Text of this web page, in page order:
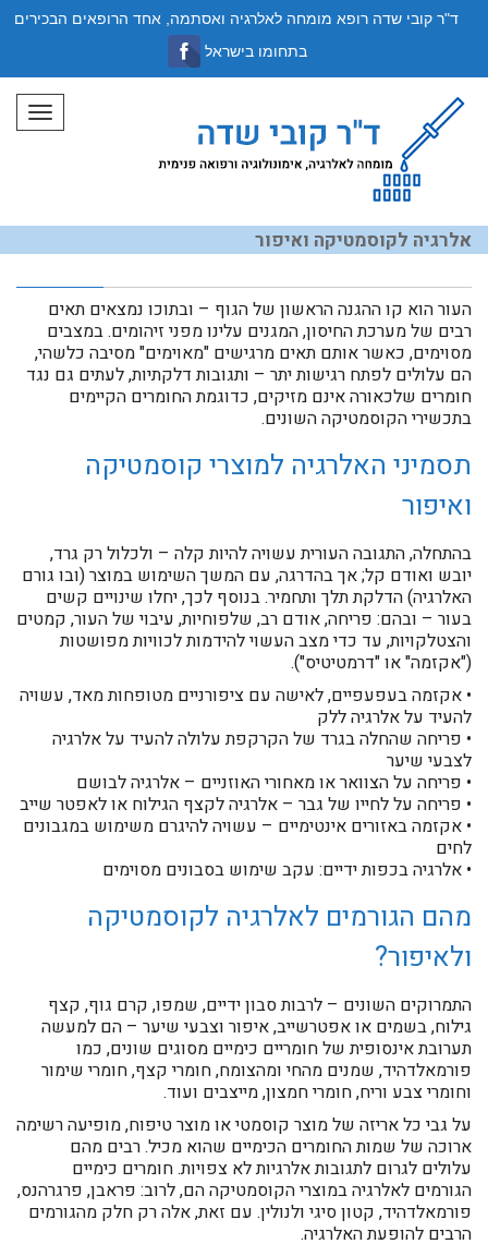
תפריט
אלרגיה לקוסמטיקה ואיפור
העור הוא קו ההגנה הראשון של הגוף – ובתוכו נמצאים תאים
רבים של מערכת החיסון, המגנים עלינו מפני זיהומים. במצבים
מסוימים, כאשר אותם תאים מרגישים "מאוימים" מסיבה כלשהי,
הם עלולים לפתח רגישות יתר – ותגובות דלקתיות, לעתים גם נגד
חומרים שלכאורה אינם מזיקים, כדוגמת החומרים הקיימים
בתכשירי הקוסמטיקה השונים.
תסמיני האלרגיה למוצרי קוסמטיקה
ואיפור
בהתחלה, התגובה העורית עשויה להיות קלה – ולכלול רק גרד,
יובש ואודם קל; אך בהדרגה, עם המשך השימוש במוצר (ובו גורם
האלרגיה) הדלקת תלך ותחמיר. בנוסף לכך, יחלו שינויים קשים
בעור – ובהם: פריחה, אודם רב, שלפוחיות, עיבוי של העור, קמטים
והצטלקויות, עד כדי מצב העשוי להידמות לכוויות מפושטות
("אקזמה" או "דרמטיטיס").
• אקזמה בעפעפיים, לאישה עם ציפורניים מטופחות מאד, עשויה
להעיד על אלרגיה ללק
• פריחה שהחלה בגרד של הקרקפת עלולה להעיד על אלרגיה
לצבעי שיער
• פריחה על הצוואר או מאחורי האוזניים – אלרגיה לבושם
• פריחה על לחייו של גבר – אלרגיה לקצף הגילוח או לאפטר שייב
• אקזמה באזורים אינטימיים – עשויה להיגרם משימוש במגבונים
לחים
• אלרגיה בכפות ידיים: עקב שימוש בסבונים מסוימים
מהם הגורמים לאלרגיה לקוסמטיקה
ולאיפור?
התמרוקים השונים – לרבות סבון ידיים, שמפו, קרם גוף, קצף
גילוח, בשמים או אפטרשייב, איפור וצבעי שיער – הם למעשה
תערובת אינסופית של חומריים כימיים מסוגים שונים, כמו
פורמאלדהיד, שמנים מהחי ומהצומח, חומרי קצף, חומרי שימור
וחומרי צבע וריח, חומרי חמצון, מייצבים ועוד.
על גבי כל אריזה של מוצר קוסמטי או מוצר טיפוח, מופיעה רשימה
ארוכה של שמות החומרים הכימיים שהוא מכיל. רבים מהם
עלולים לגרום לתגובות אלרגיות לא צפויות. חומרים כימיים
הגורמים לאלרגיה במוצרי הקוסמטיקה הם, לרוב: פראבן, פרגרהנס,
פורמאלדהיד, קטון סיגי ולנולין. עם זאת, אלה רק חלק מהגורמים
הרבים להופעת האלרגיה.
ד"ר קובי שדה רופא מומחה לאלרגיה ואסתמה, אחד הרופאים הבכירים
בתחומו בישראל